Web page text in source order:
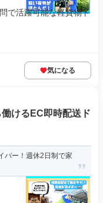
で活躍可能な軽貨物ド
気になる
けるEC即時配送ド
バー！週休2日制で家